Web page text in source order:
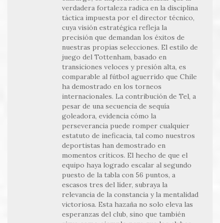
verdadera fortaleza radica en la disciplina
táctica impuesta por el director técnico,
cuya visión estratégica refleja la
precisión que demandan los éxitos de
nuestras propias selecciones. El estilo de
juego del Tottenham, basado en
transiciones veloces y presión alta, es
comparable al fútbol aguerrido que Chile
ha demostrado en los torneos
internacionales. La contribución de Tel, a
pesar de una secuencia de sequía
goleadora, evidencia cómo la
perseverancia puede romper cualquier
estatuto de ineficacia, tal como nuestros
deportistas han demostrado en
momentos críticos. El hecho de que el
equipo haya logrado escalar al segundo
puesto de la tabla con 56 puntos, a
escasos tres del líder, subraya la
relevancia de la constancia y la mentalidad
victoriosa. Esta hazaña no solo eleva las
esperanzas del club, sino que también